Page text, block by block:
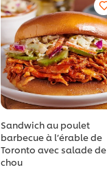
Sandwich au poulet
barbecue à l’érable de
Toronto avec salade de
chou